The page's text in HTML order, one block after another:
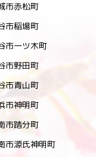
市赤松町
市稲場町
市一ツ木町
市野田町
市青山町
市神明町
市踏分町
市源氏神明町